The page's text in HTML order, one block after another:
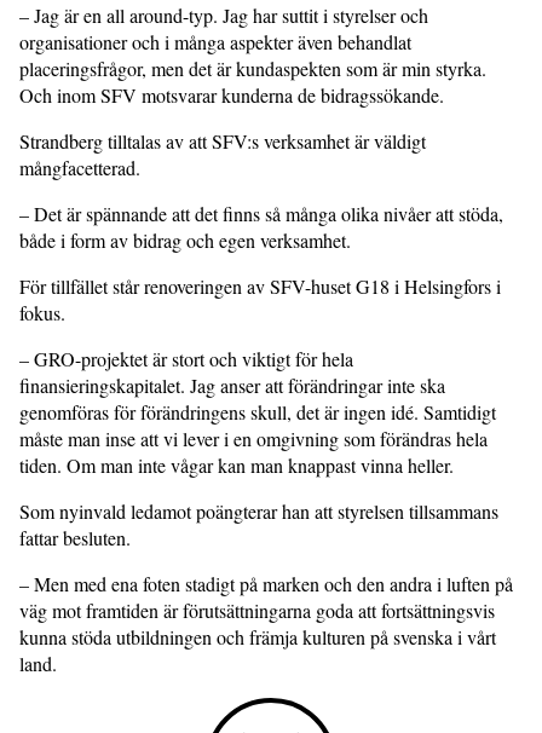
– Jag är en all around-typ. Jag har suttit i styrelser och
organisationer och i många aspekter även behandlat
placeringsfrågor, men det är kundaspekten som är min styrka.
Och inom SFV motsvarar kunderna de bidragssökande.
Strandberg tilltalas av att SFV:s verksamhet är väldigt
mångfacetterad.
– Det är spännande att det finns så många olika nivåer att stöda,
både i form av bidrag och egen verksamhet.
För tillfället står renoveringen av SFV-huset G18 i Helsingfors i
fokus.
– GRO-projektet är stort och viktigt för hela
finansieringskapitalet. Jag anser att förändringar inte ska
genomföras för förändringens skull, det är ingen idé. Samtidigt
måste man inse att vi lever i en omgivning som förändras hela
tiden. Om man inte vågar kan man knappast vinna heller.
Som nyinvald ledamot poängterar han att styrelsen tillsammans
fattar besluten.
– Men med ena foten stadigt på marken och den andra i luften på
väg mot framtiden är förutsättningarna goda att fortsättningsvis
kunna stöda utbildningen och främja kulturen på svenska i vårt
land.